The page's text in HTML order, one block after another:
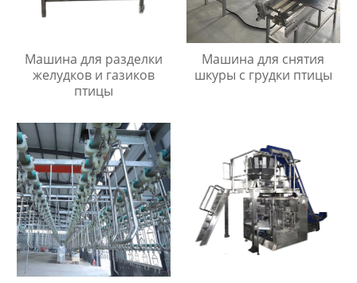
Машина для разделки
желудков и газиков
птицы
Машина для снятия
шкуры с грудки птицы